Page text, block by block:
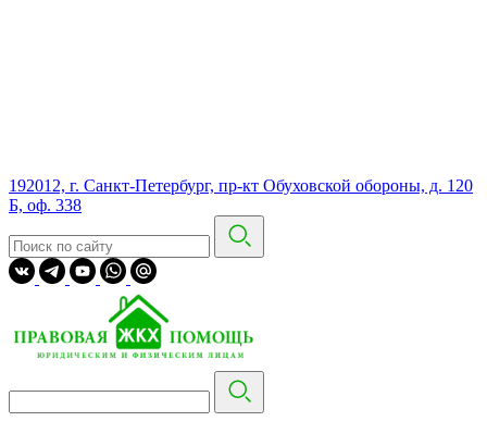
192012, г. Санкт-Петербург, пр-кт Обуховской обороны, д. 120
Б, оф. 338